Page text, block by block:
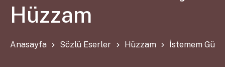
Hüzzam
Anasayfa Sözlü Eserler Hüzzam İstemem